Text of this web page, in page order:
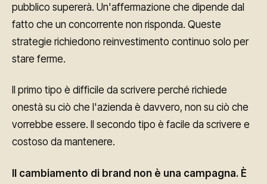
pubblico supererà. Un'affermazione che dipende dal
fatto che un concorrente non risponda. Queste
strategie richiedono reinvestimento continuo solo per
stare ferme.
Il primo tipo è difficile da scrivere perché richiede
onestà su ciò che l'azienda è davvero, non su ciò che
vorrebbe essere. Il secondo tipo è facile da scrivere e
costoso da mantenere.
Il cambiamento di brand non è una campagna. È